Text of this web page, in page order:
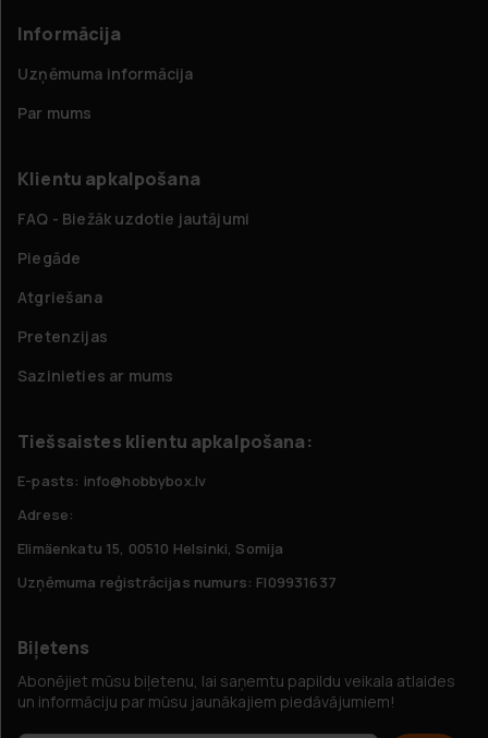
Informācija
Uzņēmuma informācija
Par mums
Klientu apkalpošana
FAQ - Biežāk uzdotie jautājumi
Piegāde
Atgriešana
Pretenzijas
Sazinieties ar mums
Tiešsaistes klientu apkalpošana:
E-pasts: info@hobbybox.lv
Adrese:
Elimäenkatu 15, 00510 Helsinki, Somija
Uzņēmuma reģistrācijas numurs: FI09931637
Biļetens
Abonējiet mūsu biļetenu, lai saņemtu papildu veikala atlaides
un informāciju par mūsu jaunākajiem piedāvājumiem!